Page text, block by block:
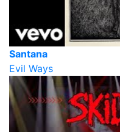
Santana
Evil Ways